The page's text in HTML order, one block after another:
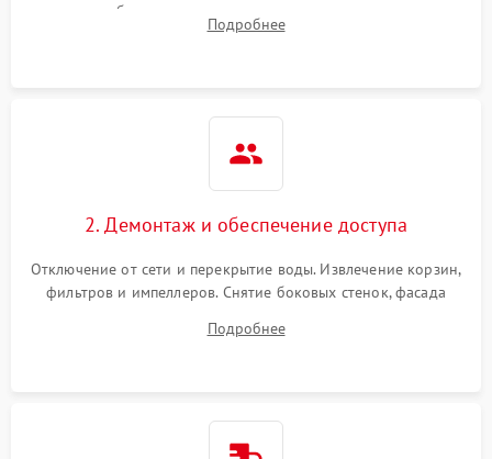
жалоб на отсутствие слива, нагрева, вращения
разбрызгивателей или срабатывание системы защиты
Подробнее
2. Демонтаж и обеспечение доступа
Отключение от сети и перекрытие воды. Извлечение корзин,
фильтров и импеллеров. Снятие боковых стенок, фасада
циркуляционному насосу, ТЭНу и сливной помпе.
Подробнее